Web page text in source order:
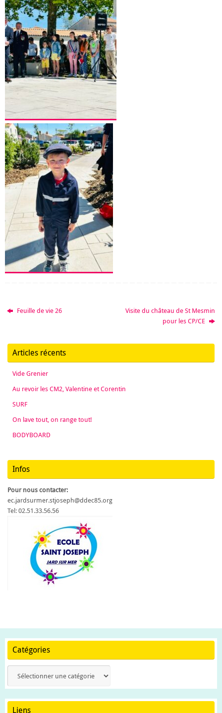
Feuille de vie 26
Visite du château de St Mesmin
pour les CP/CE
Articles récents
Vide Grenier
Au revoir les CM2, Valentine et Corentin
SURF
On lave tout, on range tout!
BODYBOARD
Infos
Pour nous contacter:
ec.jardsurmer.stjoseph@ddec85.org
Tel: 02.51.33.56.56
Catégories
Liens